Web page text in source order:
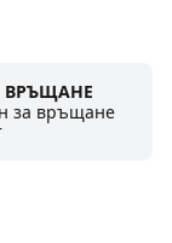
ВРЪЩАНЕ
за връщане